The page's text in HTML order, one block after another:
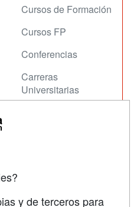
Cursos de Formación
Cursos FP
Conferencias
Carreras
Universitarias
y de terceros para